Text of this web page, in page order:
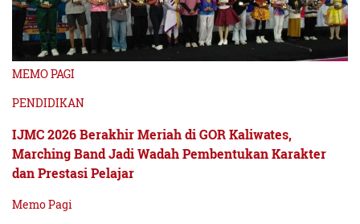
MEMO PAGI
PENDIDIKAN
IJMC 2026 Berakhir Meriah di GOR Kaliwates,
Marching Band Jadi Wadah Pembentukan Karakter
dan Prestasi Pelajar
Memo Pagi